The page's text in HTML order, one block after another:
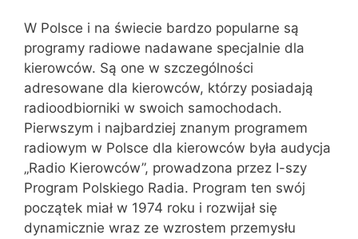
W Polsce i na świecie bardzo popularne są
programy radiowe nadawane specjalnie dla
kierowców. Są one w szczególności
adresowane dla kierowców, którzy posiadają
radioodbiorniki w swoich samochodach.
Pierwszym i najbardziej znanym programem
radiowym w Polsce dla kierowców była audycja
„Radio Kierowców”, prowadzona przez I-szy
Program Polskiego Radia. Program ten swój
początek miał w 1974 roku i rozwijał się
dynamicznie wraz ze wzrostem przemysłu